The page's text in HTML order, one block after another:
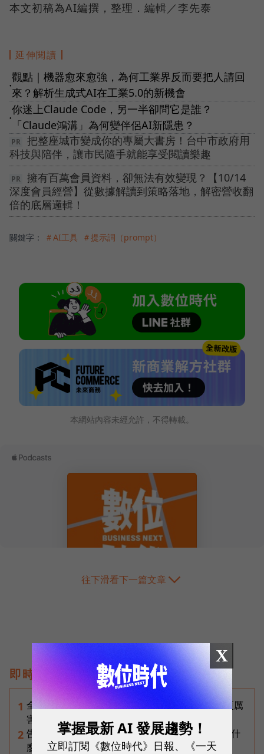
本文初稿為AI編撰，整理．編輯／李先泰
延伸閱讀
●
觀點｜機器愈來愈強，為何工業界反而要把人請回
來？解析生成式AI在工業5.0的新機會
●
你迷上Claude Code，另一半卻問它是誰？
「Claude鴻溝」為何變伴侶AI新隱患？
把整座城市變成你的專屬大書房！台中市政府用
科技與陪伴，讓市民隨手就能享受閱讀樂趣
擁有百萬會員資料，卻無法有效變現？【10/14
深度會員經營】從數據解讀到策略落地，解密營收翻
倍的底層邏輯！
關鍵字： ＃AI工具 ＃提示詞（prompt）
本網站內容未經允許，不得轉載。
往下滑看下一篇文章
即時熱門文章
1 全台最大全聯首日業績破百萬，蔡篤昌：還會有更厲
害的大型店！為何把餐廳健身房都搬上樓？
2 告別「極速迷思」！Opensignal 國際評比揭密：什
麼才是 5G 時代的好網路？
X
掌握最新 AI 發展趨勢！
立即訂閱《數位時代》日報、《一天